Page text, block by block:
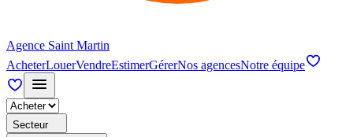
Agence Saint Martin
AcheterLouerVendreEstimerGérerNos agencesNotre équipe
Secteur